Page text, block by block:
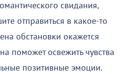
свидания,
отправиться в какое-то
обстановки окажется
поможет освежить чувства
позитивные эмоции.